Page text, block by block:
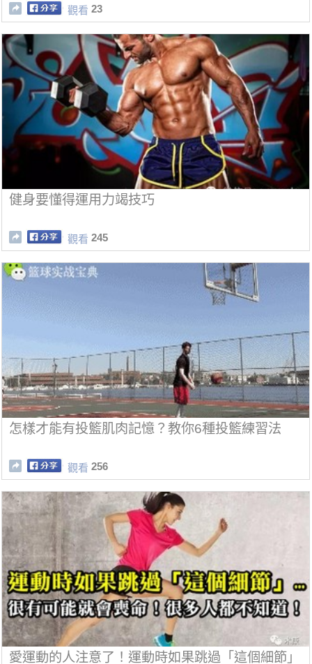
觀看 23
健身要懂得運用力竭技巧
觀看 245
怎樣才能有投籃肌肉記憶？教你6種投籃練習法
觀看 256
愛運動的人注意了！運動時如果跳過「這個細節」